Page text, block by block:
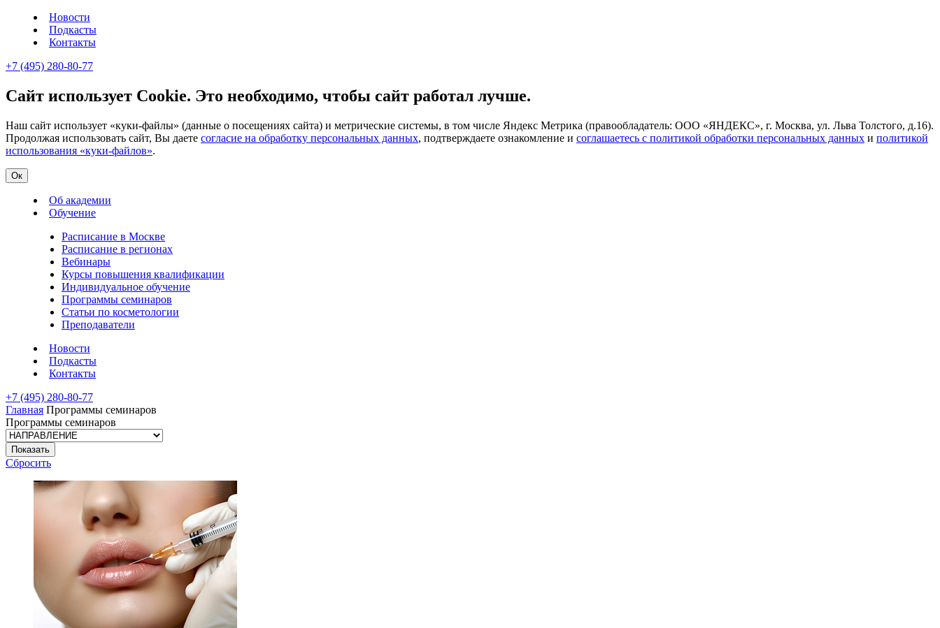
Новости
Подкасты
Контакты
+7 (495) 280-80-77
Сайт использует Cookie. Это необходимо, чтобы сайт работал лучше.
Наш сайт использует «куки-файлы» (данные о посещениях сайта) и метрические системы, в том числе Яндекс Метрика (правообладатель: ООО «ЯНДЕКС», г. Москва, ул. Льва Толстого, д.16).
Продолжая использовать сайт, Вы даете согласие на обработку персональных данных, подтверждаете ознакомление и соглашаетесь с политикой обработки персональных данных и политикой
использования «куки-файлов».
Ок
Об академии
Обучение
Расписание в Москве
Расписание в регионах
Вебинары
Курсы повышения квалификации
Индивидуальное обучение
Программы семинаров
Статьи по косметологии
Преподаватели
Новости
Подкасты
Контакты
+7 (495) 280-80-77
Главная Программы семинаров
Программы семинаров
Сбросить